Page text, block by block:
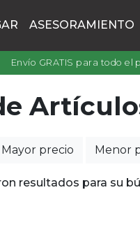
ASESORAMIENTO
Envío GRATIS para todo el
Mayor precio Menor
resultados para su